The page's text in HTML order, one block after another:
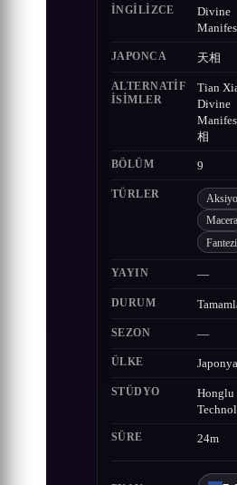
İNGILIZCE
Divine
JAPONCA 天相
ALTERNATIF
ISIMLER
Tian
Divine
相
BÖLÜM 9
TÜRLER
Macera
Fantezi
YAYIN —
DURUM
SEZON —
ÜLKE Japonya
STÜDYO
Honglu
SÜRE 24m